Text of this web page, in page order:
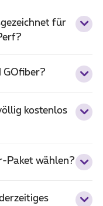
für
GOfiber?
kostenlos
Paket wählen?